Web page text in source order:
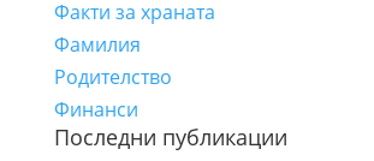
Факти за храната
Фамилия
Родителство
Финанси
Последни публикации